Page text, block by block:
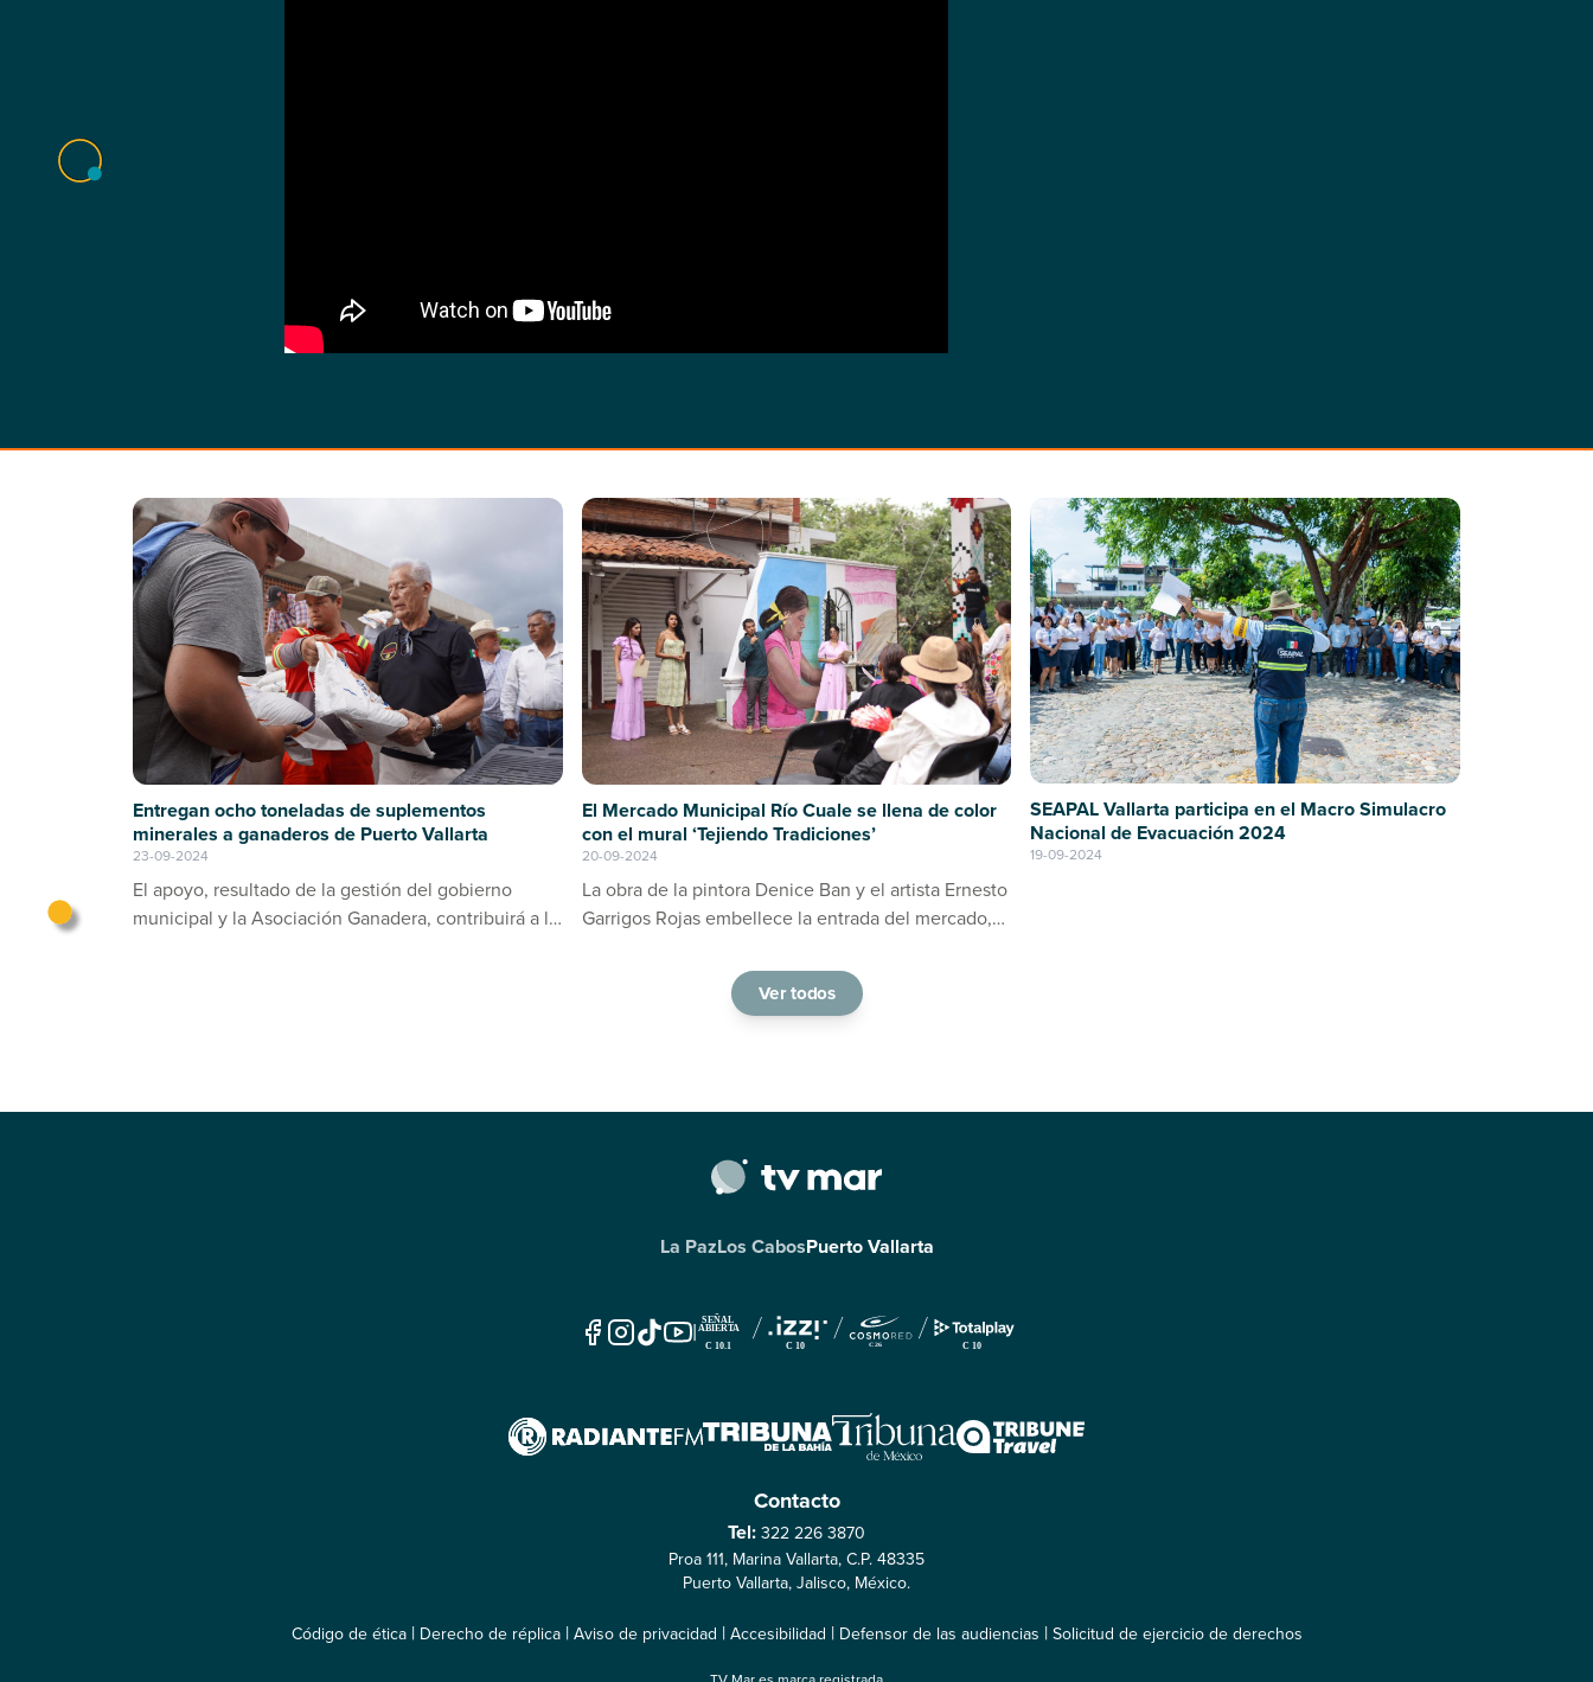
Entregan ocho toneladas de suplementos
minerales a ganaderos de Puerto Vallarta
23-09-2024
El apoyo, resultado de la gestión del gobierno
municipal y la Asociación Ganadera, contribuirá a la
El Mercado Municipal Río Cuale se llena de color
con el mural ‘Tejiendo Tradiciones’
20-09-2024
La obra de la pintora Denice Ban y el artista Ernesto
Garrigos Rojas embellece la entrada del mercado,
SEAPAL Vallarta participa en el Macro Simulacro
Nacional de Evacuación 2024
19-09-2024
Ver todos
La PazLos CabosPuerto Vallarta
|
Contacto
Tel: 322 226 3870
Proa 111, Marina Vallarta, C.P. 48335
Puerto Vallarta, Jalisco, México.
Código de ética| Derecho de réplica| Aviso de privacidad | Accesibilidad | Defensor de las audiencias | Solicitud de ejercicio de derechos